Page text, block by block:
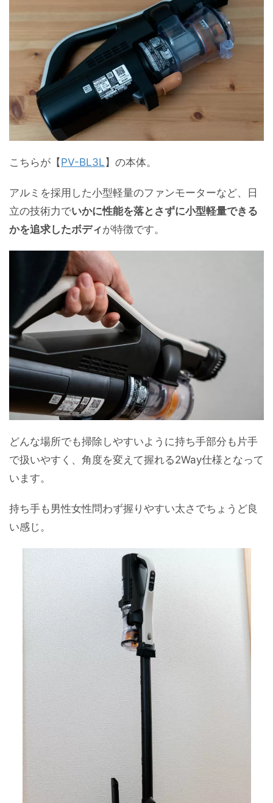
こちらが【PV-BL3L】の本体。
アルミを採用した小型軽量のファンモーターなど、日
立の技術力でいかに性能を落とさずに小型軽量できる
かを追求したボディが特徴です。
どんな場所でも掃除しやすいように持ち手部分も片手
で扱いやすく、角度を変えて握れる2Way仕様となって
います。
持ち手も男性女性問わず握りやすい太さでちょうど良
い感じ。